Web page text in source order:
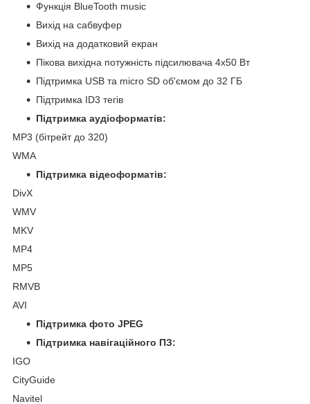
Функція BlueTooth music
Вихід на сабвуфер
Вихід на додатковий екран
Пікова вихідна потужність підсилювача 4х50 Вт
Підтримка USB та micro SD об'ємом до 32 ГБ
Підтримка ID3 тегів
Підтримка аудіоформатів:
MP3 (бітрейт до 320)
WMA
Підтримка відеоформатів:
DivX
WMV
MKV
MP4
MP5
RMVB
AVI
Підтримка фото JPEG
Підтримка навігаційного ПЗ:
IGO
CityGuide
Navitel